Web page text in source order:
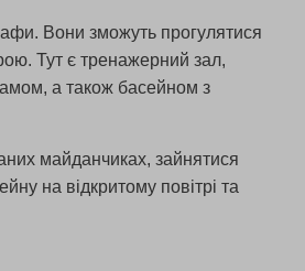
Вони зможуть прогулятися
Тут є тренажерний зал,
а також басейном з
майданчиках, зайнятися
на відкритому повітрі та